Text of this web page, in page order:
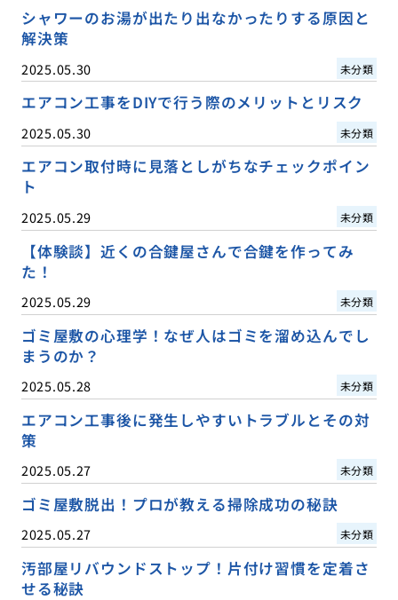
シャワーのお湯が出たり出なかったりする原因と
解決策
2025.05.30 未分類
エアコン工事をDIYで行う際のメリットとリスク
2025.05.30 未分類
エアコン取付時に見落としがちなチェックポイン
ト
2025.05.29 未分類
【体験談】近くの合鍵屋さんで合鍵を作ってみ
た！
2025.05.29 未分類
ゴミ屋敷の心理学！なぜ人はゴミを溜め込んでし
まうのか？
2025.05.28 未分類
エアコン工事後に発生しやすいトラブルとその対
策
2025.05.27 未分類
ゴミ屋敷脱出！プロが教える掃除成功の秘訣
2025.05.27 未分類
汚部屋リバウンドストップ！片付け習慣を定着さ
せる秘訣